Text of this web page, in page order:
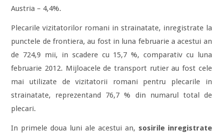
Austria – 4,4%.
Plecarile vizitatorilor romani in strainatate, inregistrate la
punctele de frontiera, au fost in luna februarie a acestui an
de 724,9 mii, in scadere cu 15,7 %, comparativ cu luna
februarie 2012. Mijloacele de transport rutier au fost cele
mai utilizate de vizitatorii romani pentru plecarile in
strainatate, reprezentand 76,7 % din numarul total de
plecari.
In primele doua luni ale acestui an, sosirile inregistrate